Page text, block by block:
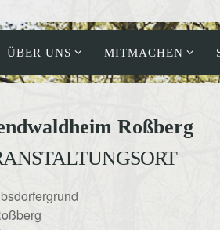
ÜBER UNS MITMACHEN
Roßberg